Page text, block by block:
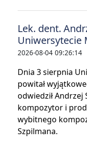
Lek. dent.
Uniwersytecie
2026-08-04 09:26:14
Dnia 3 sierpnia
powitał
odwiedził Andrzej
kompozytor i
wybitnego
Szpilmana.